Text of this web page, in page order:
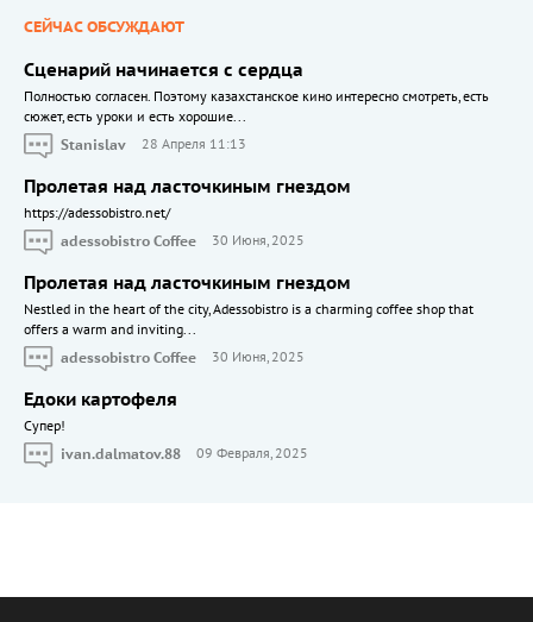
СЕЙЧАС ОБСУЖДАЮТ
Сценарий начинается с сердца
Полностью согласен. Поэтому казахстанское кино интересно смотреть, есть
сюжет, есть уроки и есть хорошие...
Stanislav
28 Апреля 11:13
Пролетая над ласточкиным гнездом
https://adessobistro.net/
adessobistro Coffee
30 Июня, 2025
Пролетая над ласточкиным гнездом
Nestled in the heart of the city, Adessobistro is a charming coffee shop that
offers a warm and inviting...
adessobistro Coffee
30 Июня, 2025
Едоки картофеля
Cупер!
ivan.dalmatov.88
09 Февраля, 2025